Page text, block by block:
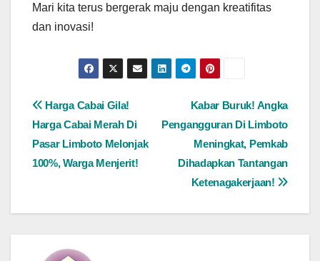
Mari kita terus bergerak maju dengan kreatifitas
dan inovasi!
Post
navigation
Kabar Buruk! Angka
Pengangguran Di Limboto
Meningkat, Pemkab
Dihadapkan Tantangan
Ketenagakerjaan!
Harga Cabai Gila!
Harga Cabai Merah Di
Pasar Limboto Melonjak
100%, Warga Menjerit!